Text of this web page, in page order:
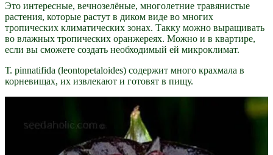
Это интересные, вечнозелёные, многолетние травянистые
растения, которые растут в диком виде во многих
тропических климатических зонах. Такку можно выращивать
во влажных тропических оранжереях. Можно и в квартире,
если вы сможете создать необходимый ей микроклимат.
Т. pinnatifida (leontopetaloides) содержит много крахмала в
корневищах, их извлекают и готовят в пищу.